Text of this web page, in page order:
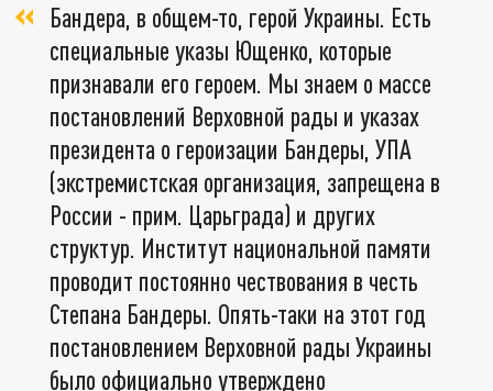
Бандера, в общем-то, герой Украины. Есть
специальные указы Ющенко, которые
признавали его героем. Мы знаем о массе
постановлений Верховной рады и указах
президента о героизации Бандеры, УПА
(экстремистская организация, запрещена в
России - прим. Царьграда) и других
структур. Институт национальной памяти
проводит постоянно чествования в честь
Степана Бандеры. Опять-таки на этот год
постановлением Верховной рады Украины
было официально утверждено